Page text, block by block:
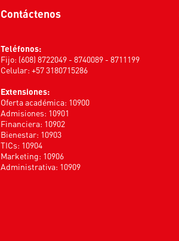
Contáctenos
Teléfonos:
Fijo: (608) 8722049 - 8740089 - 8711199
Celular: +57 3180715286
Extensiones:
Oferta académica: 10900
Admisiones: 10901
Financiera: 10902
Bienestar: 10903
TICs: 10904
Marketing: 10906
Administrativa: 10909